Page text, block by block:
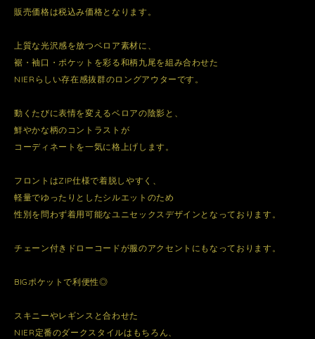
販売価格は税込み価格となります。
上質な光沢感を放つベロア素材に、
裾・袖口・ポケットを彩る和柄九尾を組み合わせた
NIERらしい存在感抜群のロングアウターです。
動くたびに表情を変えるベロアの陰影と、
鮮やかな柄のコントラストが
コーディネートを一気に格上げします。
フロントはZIP仕様で着脱しやすく、
軽量でゆったりとしたシルエットのため
性別を問わず着用可能なユニセックスデザインとなっております。
チェーン付きドローコードが服のアクセントにもなっております。
BIGポケットで利便性◎
スキニーやレギンスと合わせた
NIER定番のダークスタイルはもちろん、